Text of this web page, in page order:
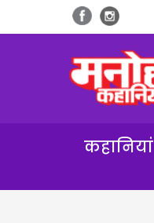
कहानियां